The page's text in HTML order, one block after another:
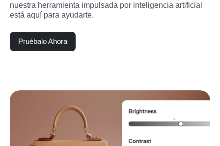
nuestra herramienta impulsada por inteligencia artificial
está aquí para ayudarte.
Pruébalo Ahora